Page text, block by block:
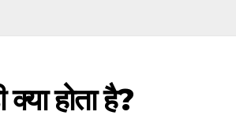
होता है?